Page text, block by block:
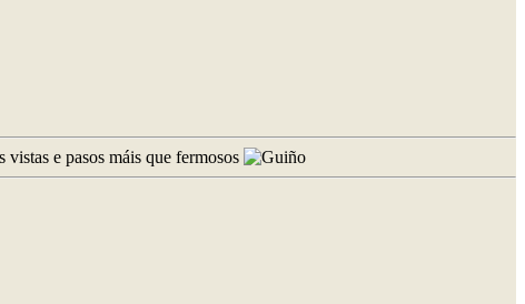
e pasos máis que fermosos